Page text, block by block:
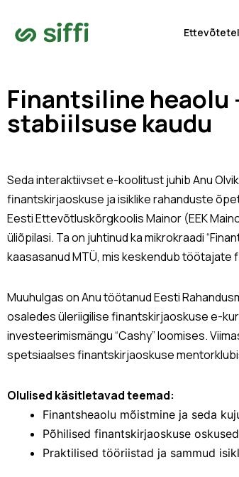
Finantsiline heaolu
stabiilsuse kaudu
Seda interaktiivset e-koolitust juhib Anu
finantskirjaoskuse ja isiklike rahanduste
Eesti Ettevõtluskõrgkoolis Mainor (EEK
üliõpilasi. Ta on juhtinud ka mikrokraadi
kaasasanud MTÜ, mis keskendub töötajate
Muuhulgas on Anu töötanud Eesti
osaledes üleriigilise finantskirjaoskuse e-
investeerimismängu “Cashy” loomises.
spetsiaalses finantskirjaoskuse
Olulised käsitletavad teemad:
Finantsheaolu mõistmine ja seda
Põhilised finantskirjaoskuse
Praktilised tööriistad ja sammud